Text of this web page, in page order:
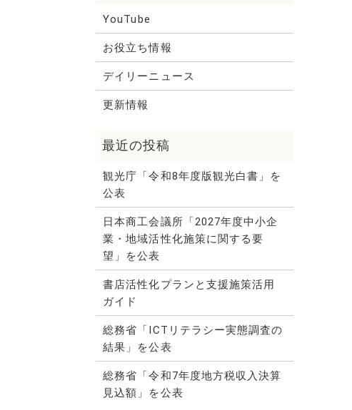
YouTube
お役立ち情報
デイリーニュース
更新情報
観光庁「令和8年度版観光白書」を
公表
日本商工会議所「2027年度中小企
業・地域活性化施策に関する要
望」を公表
書店活性化プランと支援施策活用
ガイド
総務省「ICTリテラシー実態調査の
結果」を公表
総務省「令和7年度地方税収入決算
見込額」を公表